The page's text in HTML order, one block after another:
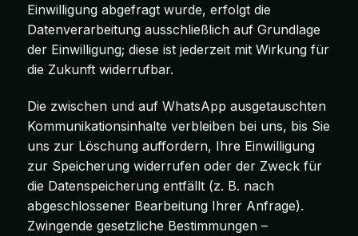
Einwilligung abgefragt wurde, erfolgt die
Datenverarbeitung ausschließlich auf Grundlage
der Einwilligung; diese ist jederzeit mit Wirkung für
die Zukunft widerrufbar.
Die zwischen und auf WhatsApp ausgetauschten
Kommunikationsinhalte verbleiben bei uns, bis Sie
uns zur Löschung auffordern, Ihre Einwilligung
zur Speicherung widerrufen oder der Zweck für
die Datenspeicherung entfällt (z. B. nach
abgeschlossener Bearbeitung Ihrer Anfrage).
Zwingende gesetzliche Bestimmungen –